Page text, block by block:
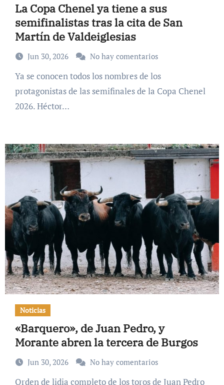
La Copa Chenel ya tiene a sus
semifinalistas tras la cita de San
Martín de Valdeiglesias
Jun 30, 2026 No hay comentarios
Ya se conocen todos los nombres de los
protagonistas de las semifinales de la Copa Chenel
2026. Héctor…
Noticias
«Barquero», de Juan Pedro, y
Morante abren la tercera de Burgos
Jun 30, 2026 No hay comentarios
Orden de lidia completo de los toros de Juan Pedro